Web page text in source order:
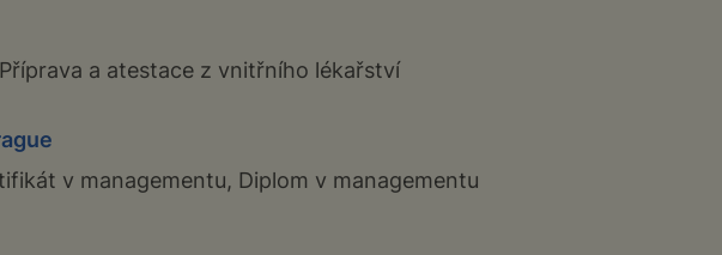
a atestace z vnitřního lékařství
v managementu, Diplom v managementu